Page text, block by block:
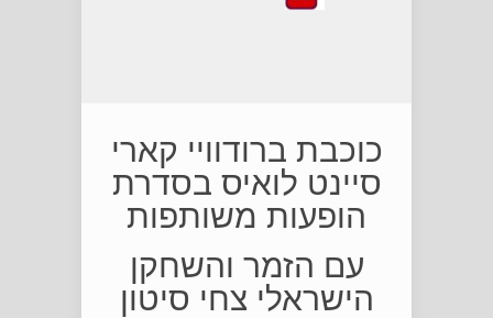
כוכבת ברודוויי קארי
סיינט לואיס בסדרת
הופעות משותפות
עם הזמר והשחקן
הישראלי צחי סיטון